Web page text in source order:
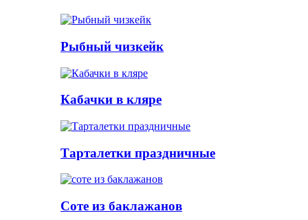
Рыбный чизкейк
Кабачки в кляре
Тарталетки праздничные
Соте из баклажанов